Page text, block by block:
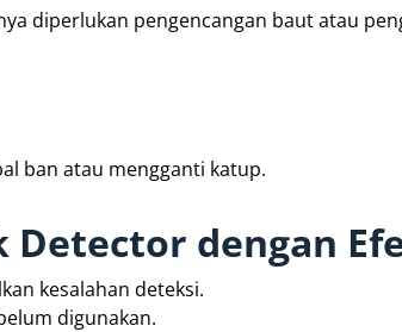
diperlukan pengencangan baut atau
ban atau mengganti katup.
Detector dengan
kesalahan deteksi.
digunakan.